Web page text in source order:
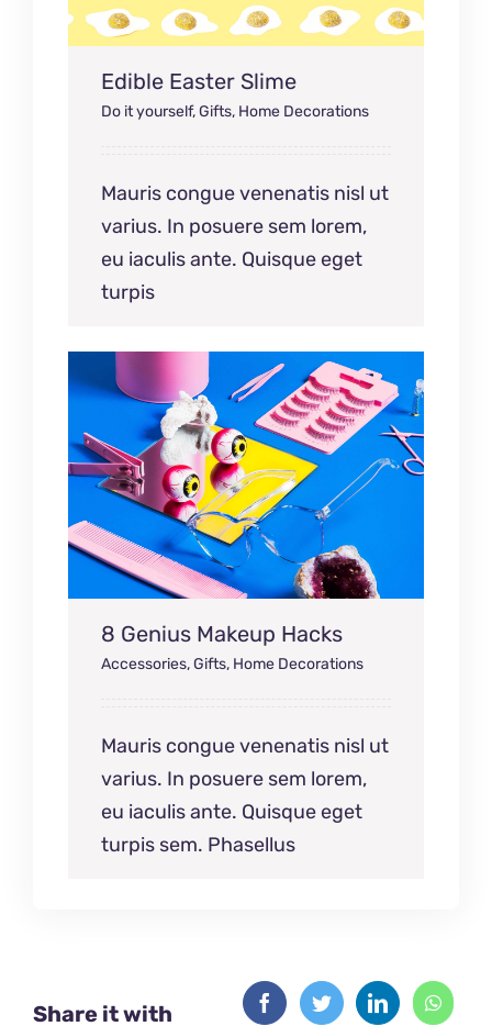
Edible Easter Slime
Do it yourself,Gifts, Home Decorations
Mauris congue venenatis nisl ut
varius. In posuere sem lorem,
eu iaculis ante. Quisque eget
turpis
8 Genius Makeup Hacks
Accessories,Gifts, Home Decorations
Mauris congue venenatis nisl ut
varius. In posuere sem lorem,
eu iaculis ante. Quisque eget
turpis sem. Phasellus
Share it with